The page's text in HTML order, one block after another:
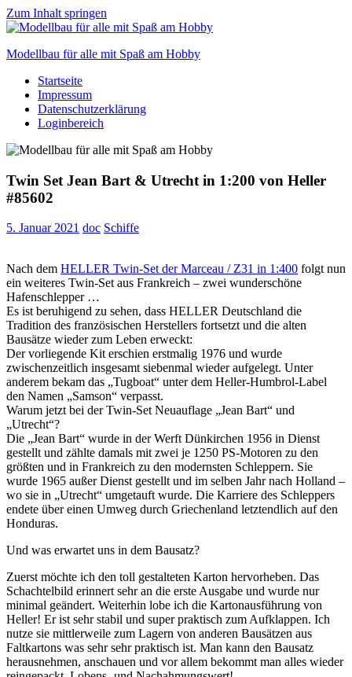
Zum Inhalt springen
Modellbau für alle mit Spaß am Hobby
Scale
modelling
to
Startseite
Impressum
Datenschutzerklärung
Loginbereich
Twin Set Jean Bart & Utrecht in 1:200 von Heller
#85602
5. Januar 2021 doc Schiffe
Nach dem HELLER Twin-Set der Marceau / Z31 in 1:400 folgt nun
ein weiteres Twin-Set aus Frankreich – zwei wunderschöne
Hafenschlepper …
Es ist beruhigend zu sehen, dass HELLER Deutschland die
Tradition des französischen Herstellers fortsetzt und die alten
Bausätze wieder zum Leben erweckt:
Der vorliegende Kit erschien erstmalig 1976 und wurde
zwischenzeitlich insgesamt siebenmal wieder aufgelegt. Unter
anderem bekam das „Tugboat“ unter dem Heller-Humbrol-Label
den Namen „Samson“ verpasst.
Warum jetzt bei der Twin-Set Neuauflage „Jean Bart“ und
„Utrecht“?
Die „Jean Bart“ wurde in der Werft Dünkirchen 1956 in Dienst
gestellt und zählte damals mit zwei je 1250 PS-Motoren zu den
größten und in Frankreich zu den modernsten Schleppern. Sie
wurde 1965 außer Dienst gestellt und im selben Jahr nach Holland –
wo sie in „Utrecht“ umgetauft wurde. Die Karriere des Schleppers
endete über einen Umweg durch Griechenland letztendlich auf den
Honduras.
Und was erwartet uns in dem Bausatz?
Zuerst möchte ich den toll gestalteten Karton hervorheben. Das
Schachtelbild erinnert sehr an die erste Ausgabe und wurde nur
minimal geändert. Weiterhin lobe ich die Kartonausführung von
Heller! Er ist sehr stabil und super praktisch zum Aufklappen. Ich
nutze sie mittlerweile zum Lagern von anderen Bausätzen aus
Faltkartons was sehr sehr praktisch ist. Man kann den Bausatz
herausnehmen, anschauen und vor allem bekommt man alles wieder